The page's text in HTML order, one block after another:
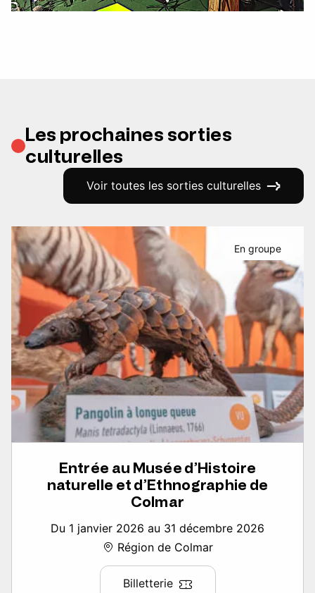
Les prochaines sorties
culturelles
Voir toutes les sorties culturelles
Entrée au Musée d’Histoire
naturelle et d’Ethnographie de
Colmar
Du 1 janvier 2026 au 31 décembre 2026
Région de Colmar
Billetterie
En groupe